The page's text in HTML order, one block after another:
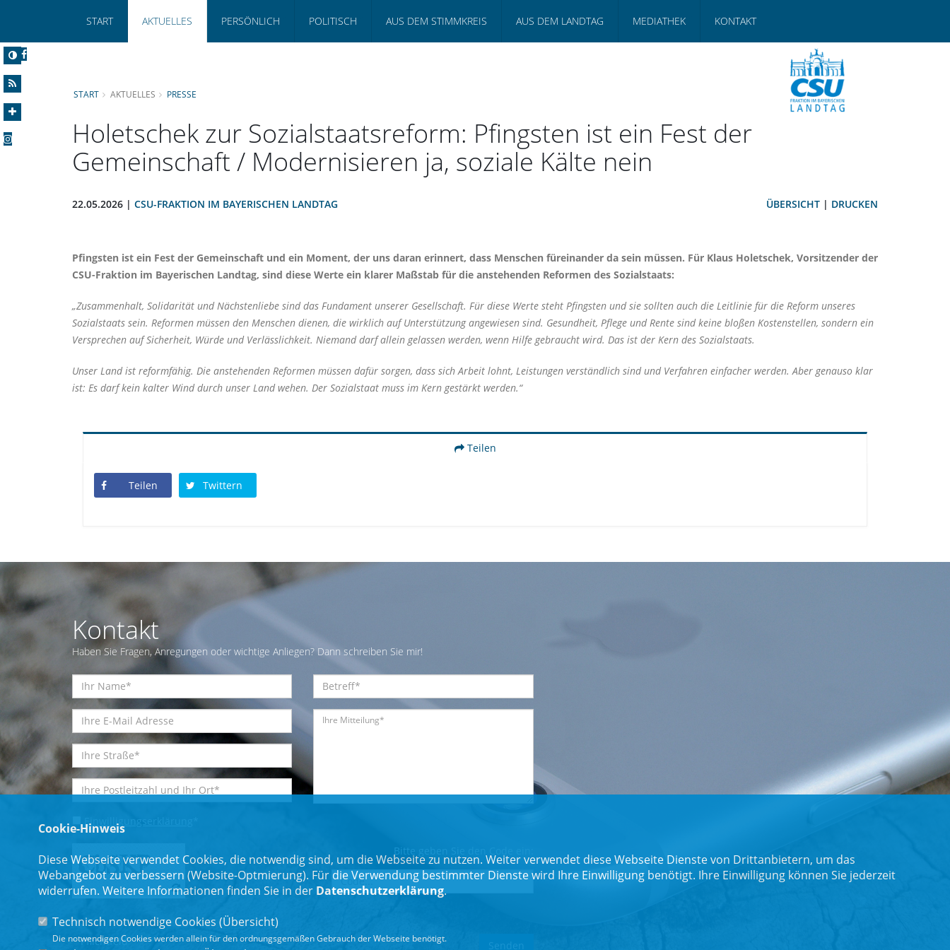
START AKTUELLES PERSÖNLICH POLITISCH AUS DEM STIMMKREIS AUS DEM LANDTAG MEDIATHEK KONTAKT
START AKTUELLES PRESSE
Holetschek zur Sozialstaatsreform: Pfingsten ist ein Fest der
Gemeinschaft / Modernisieren ja, soziale Kälte nein
22.05.2026 | CSU-FRAKTION IM BAYERISCHEN LANDTAG ÜBERSICHT | DRUCKEN
Pfingsten ist ein Fest der Gemeinschaft und ein Moment, der uns daran erinnert, dass Menschen füreinander da sein müssen. Für Klaus Holetschek, Vorsitzender der
CSU-Fraktion im Bayerischen Landtag, sind diese Werte ein klarer Maßstab für die anstehenden Reformen des Sozialstaats:
Zusammenhalt, Solidarität und Nächstenliebe sind das Fundament unserer Gesellschaft. Für diese Werte steht Pfingsten und sie sollten auch die Leitlinie für die Reform unseres
Sozialstaats sein. Reformen müssen den Menschen dienen, die wirklich auf Unterstützung angewiesen sind. Gesundheit, Pflege und Rente sind keine bloßen Kostenstellen, sondern ein
Versprechen auf Sicherheit, Würde und Verlässlichkeit. Niemand darf allein gelassen werden, wenn Hilfe gebraucht wird. Das ist der Kern des Sozialstaats.
Unser Land ist reformfähig. Die anstehenden Reformen müssen dafür sorgen, dass sich Arbeit lohnt, Leistungen verständlich sind und Verfahren einfacher werden. Aber genauso klar
ist: Es darf kein kalter Wind durch unser Land wehen. Der Sozialstaat muss im Kern gestärkt werden.“
Teilen
Teilen Twittern
Kontakt
Haben Sie Fragen, Anregungen oder wichtige Anliegen? Dann schreiben Sie mir!
Einwilligungserklärung
Bitte geben Sie den Code ein:
* Pflichtfeld
Cookie-Hinweis
Diese Webseite verwendet Cookies, die notwendig sind, um die Webseite zu nutzen. Weiter verwendet diese Webseite Dienste von Drittanbietern, um das
Webangebot zu verbessern (Website-Optmierung). Für die Verwendung bestimmter Dienste wird Ihre Einwilligung benötigt. Ihre Einwilligung können Sie jederzeit
widerrufen. Weitere Informationen finden Sie in der Datenschutzerklärung.
Technisch notwendige Cookies (Übersicht)
Die notwendigen Cookies werden allein für den ordnungsgemäßen Gebrauch der Webseite benötigt.